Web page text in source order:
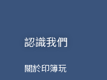
認識我們
關於印簿玩